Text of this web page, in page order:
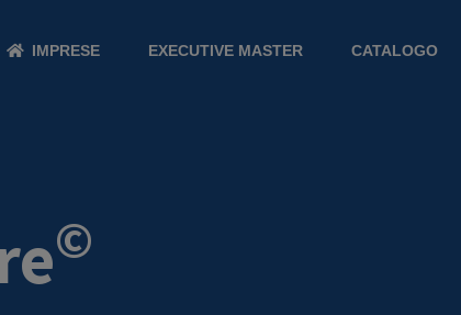
IMPRESE EXECUTIVE MASTER CATALOGO
©